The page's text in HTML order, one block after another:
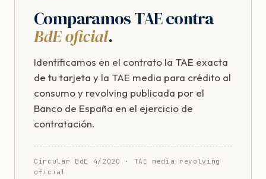
Comparamos TAE contra
BdE oficial.
Identificamos en el contrato la TAE exacta
de tu tarjeta y la TAE media para crédito al
consumo y revolving publicada por el
Banco de España en el ejercicio de
contratación.
Circular BdE 4/2020 · TAE media revolving
oficial